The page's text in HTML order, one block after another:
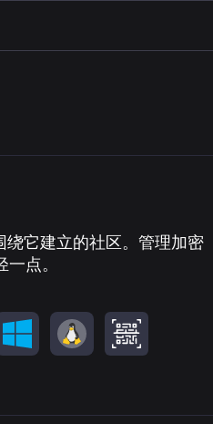
绕它建立的社区。管理加密
点。